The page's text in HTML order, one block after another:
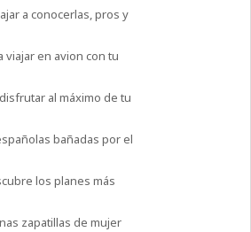
a conocerlas, pros y
viajar en avion con tu
al máximo de tu
bañadas por el
los planes más
zapatillas de mujer